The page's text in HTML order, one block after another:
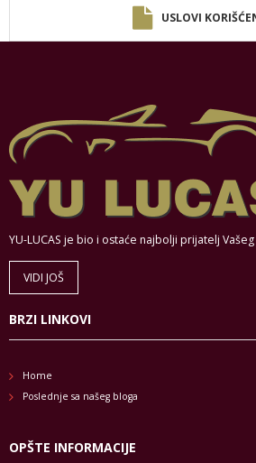
USLOVI
YU-LUCAS je bio i ostaće najbolji prijatelj
VIDI JOŠ
BRZI LINKOVI
Home
Poslednje sa našeg bloga
OPŠTE INFORMACIJE